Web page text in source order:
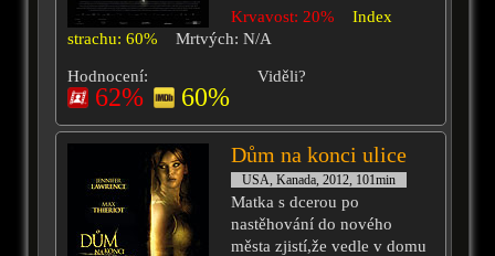
Krvavost: 20%
Index
strachu: 60%
Mrtvých: N/A
Hodnocení:
62% 60%
Viděli?
Dům na konci ulice
USA, Kanada, 2012, 101min
Matka s dcerou po
nastěhování do nového
města zjistí,že vedle v domu